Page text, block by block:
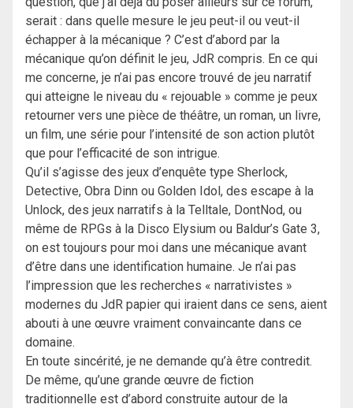
serait : dans quelle mesure le jeu peut-il ou veut-il
échapper à la mécanique ? C’est d’abord par la
mécanique qu’on définit le jeu, JdR compris. En ce qui
me concerne, je n’ai pas encore trouvé de jeu narratif
qui atteigne le niveau du « rejouable » comme je peux
retourner vers une pièce de théâtre, un roman, un livre,
un film, une série pour l’intensité de son action plutôt
que pour l’efficacité de son intrigue.
Qu’il s’agisse des jeux d’enquête type Sherlock,
Detective, Obra Dinn ou Golden Idol, des escape à la
Unlock, des jeux narratifs à la Telltale, DontNod, ou
même de RPGs à la Disco Elysium ou Baldur’s Gate 3,
on est toujours pour moi dans une mécanique avant
d’être dans une identification humaine. Je n’ai pas
l’impression que les recherches « narrativistes »
modernes du JdR papier qui iraient dans ce sens, aient
abouti à une œuvre vraiment convaincante dans ce
domaine.
En toute sincérité, je ne demande qu’à être contredit.
De même, qu’une grande œuvre de fiction
traditionnelle est d’abord construite autour de la